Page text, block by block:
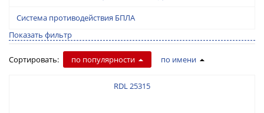
Система противодействия БПЛА
Показать фильтр
Сортировать: по популярности по имени
RDL 25315